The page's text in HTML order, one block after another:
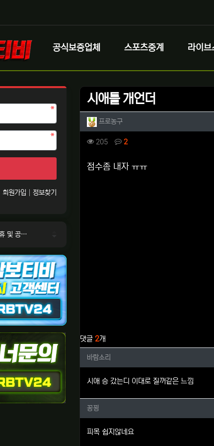
공식보증업체 스포츠중계 라이브
시애틀 개언더
작성자 정보
프로농구작성
컨텐츠 정보
205조회 2댓글
본문
점수좀 내자 ㅠㅠ
댓글 2개
바람소리님의 댓글
바람소리
시애 승 갔는디 이대로 질꺼같은 느낌
꽁꾕님의 댓글
꽁꾕
피목 쉽지않네요
회원가입 정보찾기
⛔람보티비 [배너 제휴 및 공식 입점 문의 안내]
⛔람보티비 [정회원 등급UP! 안내사항]
⛔람보티비 [채팅방 이용시 주의사항]
⛔람보티비 [공식보증업체 안내]